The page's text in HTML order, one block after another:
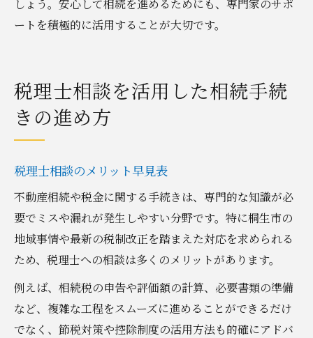
しょう。安心して相続を進めるためにも、専門家のサポ
ートを積極的に活用することが大切です。
税理士相談を活用した相続手続
きの進め方
税理士相談のメリット早見表
不動産相続や税金に関する手続きは、専門的な知識が必
要でミスや漏れが発生しやすい分野です。特に桐生市の
地域事情や最新の税制改正を踏まえた対応を求められる
ため、税理士への相談は多くのメリットがあります。
例えば、相続税の申告や評価額の計算、必要書類の準備
など、複雑な工程をスムーズに進めることができるだけ
でなく、節税対策や控除制度の活用方法も的確にアドバ